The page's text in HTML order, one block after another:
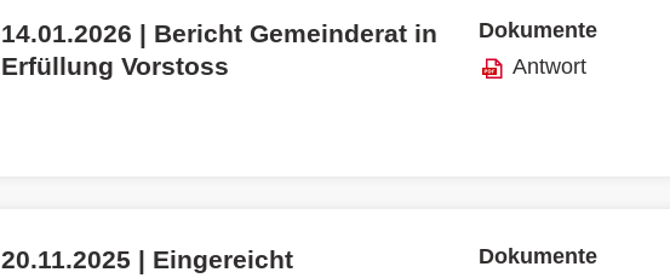
14.01.2026 | Bericht Gemeinderat in
Erfüllung Vorstoss
Dokumente
Antwort
20.11.2025 | Eingereicht
Dokumente